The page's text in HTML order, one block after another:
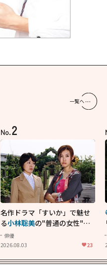
一覧へ
No.2
名作ドラマ「すいか」で魅せ
る小林聡美の"普通の女性"が
大人に刺さる...映画「かもめ
食堂」にも通じる静かな芝居
俳優
2026.08.03
23